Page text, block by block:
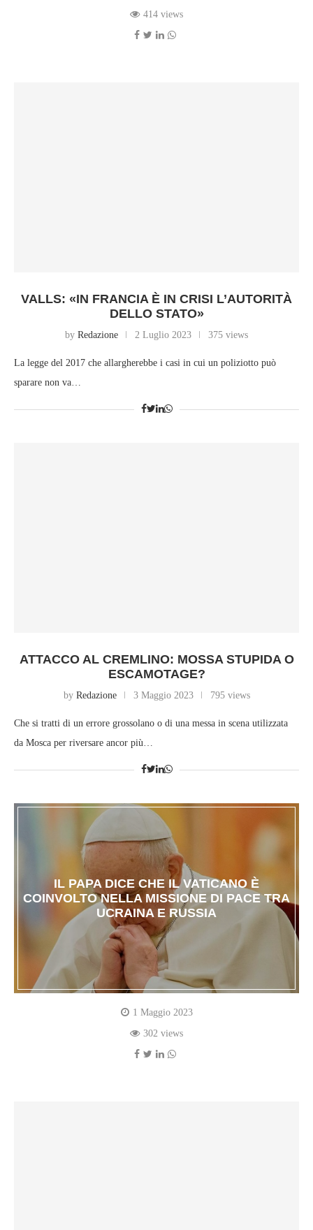
414 views
VALLS: «IN FRANCIA È IN CRISI L’AUTORITÀ
DELLO STATO»
by Redazione 2 Luglio 2023 375 views
La legge del 2017 che allargherebbe i casi in cui un poliziotto può
sparare non va…
ATTACCO AL CREMLINO: MOSSA STUPIDA O
ESCAMOTAGE?
by Redazione 3 Maggio 2023 795 views
Che si tratti di un errore grossolano o di una messa in scena utilizzata
da Mosca per riversare ancor più…
IL PAPA DICE CHE IL VATICANO È
COINVOLTO NELLA MISSIONE DI PACE TRA
UCRAINA E RUSSIA
1 Maggio 2023
302 views